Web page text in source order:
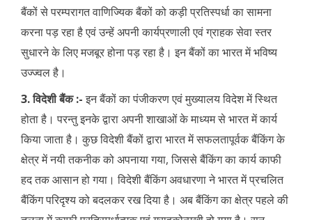
बैंकों से परम्परागत वाणिज्यिक बैंकों को कड़ी प्रतिस्पर्धा का सामना
करना पड़ रहा है एवं उन्हें अपनी कार्यप्रणाली एवं ग्राहक सेवा स्तर
सुधारने के लिए मजबूर होना पड़ रहा है। इन बैंकों का भारत में भविष्य
उज्ज्वल है।
3. विदेशी बैंक :-इन बैंकों का पंजीकरण एवं मुख्यालय विदेश में स्थित
होता है। परन्तु इनके द्वारा अपनी शाखाओं के माध्यम से भारत में कार्य
किया जाता है। कुछ विदेशी बैंकों द्वारा भारत में सफलतापूर्वक बैंकिंग के
क्षेत्र में नयी तकनीक को अपनाया गया, जिससे बैंकिंग का कार्य काफी
हद तक आसान हो गया। विदेशी बैंकिंग अवधारणा ने भारत में प्रचलित
बैंकिंग परिदृश्य को बदलकर रख दिया है। अब बैंकिंग का क्षेत्र पहले की